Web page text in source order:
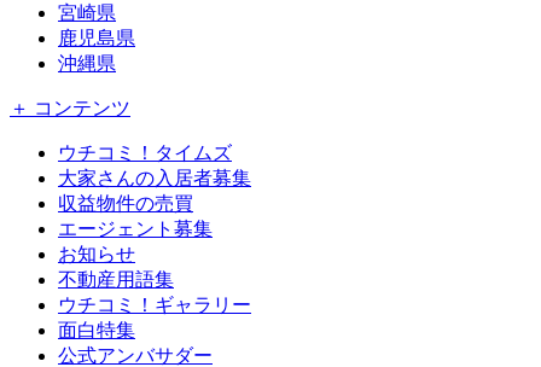
宮崎県
鹿児島県
沖縄県
＋ コンテンツ
ウチコミ！タイムズ
大家さんの入居者募集
収益物件の売買
エージェント募集
お知らせ
不動産用語集
ウチコミ！ギャラリー
面白特集
公式アンバサダー